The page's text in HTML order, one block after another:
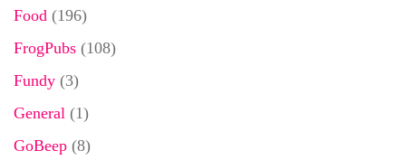
Food (196)
FrogPubs (108)
Fundy (3)
General (1)
GoBeep (8)